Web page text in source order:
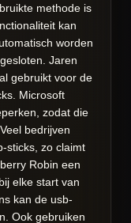
methode is
kan
worden
Jaren
gebruikt voor de
Microsoft
zodat die
bedrijven
sticks, zo claimt
Robin een
elke start van
kan de usb-
Ook gebruiken